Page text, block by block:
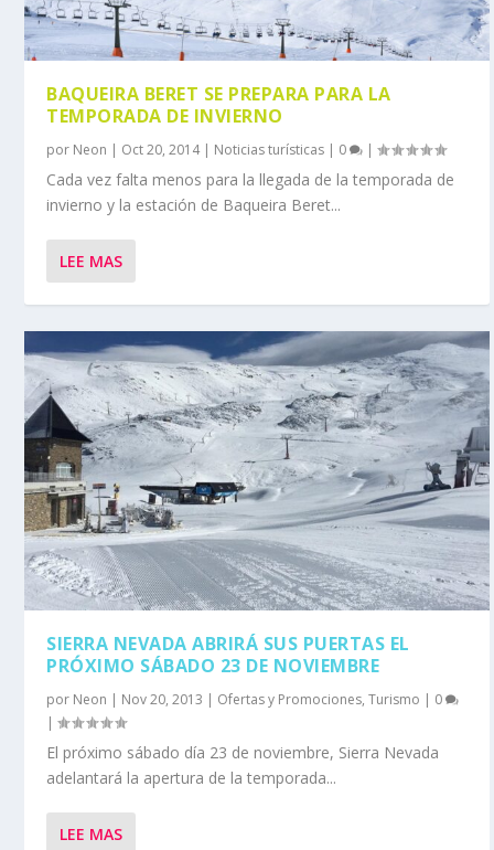
BAQUEIRA BERET SE PREPARA PARA LA
TEMPORADA DE INVIERNO
por Neon | Oct 20, 2014| Noticias turísticas | 0 |
Cada vez falta menos para la llegada de la temporada de
invierno y la estación de Baqueira Beret...
LEE MAS
SIERRA NEVADA ABRIRÁ SUS PUERTAS EL
PRÓXIMO SÁBADO 23 DE NOVIEMBRE
por Neon | Nov 20, 2013 | Ofertas y Promociones,Turismo | 0
|
El próximo sábado día 23 de noviembre, Sierra Nevada
adelantará la apertura de la temporada...
LEE MAS